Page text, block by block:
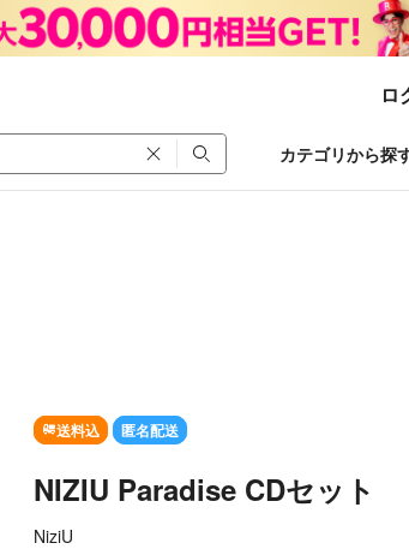
ロ
カテゴリから探
送料込 匿名配送
NIZIU Paradise CDセット
NiziU